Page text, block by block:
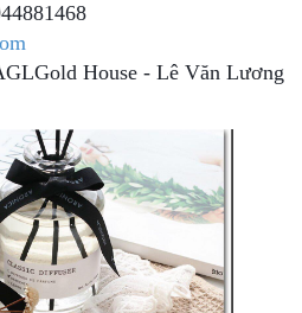
House - Lê Văn Lương